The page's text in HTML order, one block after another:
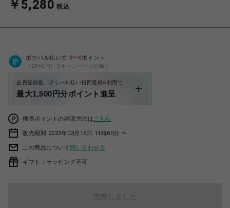
￥5,280 税込
ポケパル払いで 0〜0ポイント
（1P=1円）※キャンペーン分除く
会員登録後、ポケパル払い初回登録&利用で
最大1,500円分ポイント進呈
獲得ポイントの確認方法は こちら
販売期間 2023年03月16日 11時00分 〜
この商品について問い合わせる
ギフト：ラッピング不可